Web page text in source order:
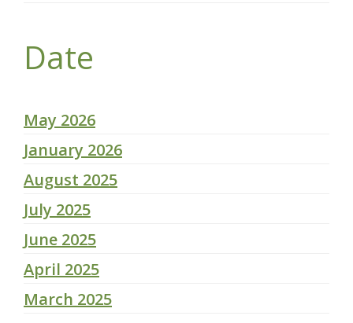
Date
May 2026
January 2026
August 2025
July 2025
June 2025
April 2025
March 2025